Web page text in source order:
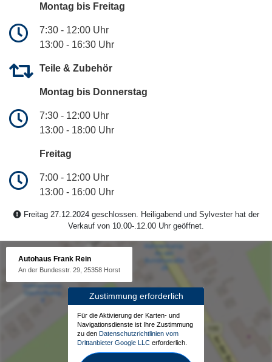
Montag bis Freitag
7:30 - 12:00 Uhr
13:00 - 16:30 Uhr
Teile & Zubehör
Montag bis Donnerstag
7:30 - 12:00 Uhr
13:00 - 18:00 Uhr
Freitag
7:00 - 12:00 Uhr
13:00 - 16:00 Uhr
Freitag 27.12.2024 geschlossen. Heiligabend und Sylvester hat der
Verkauf von 10.00-.12.00 Uhr geöffnet.
Autohaus Frank Rein
An der Bundesstr. 29, 25358 Horst
Zustimmung erforderlich
Für die Aktivierung der Karten- und
Navigationsdienste ist Ihre Zustimmung
zu den Datenschutzrichtlinien vom
Drittanbieter Google LLC erforderlich.